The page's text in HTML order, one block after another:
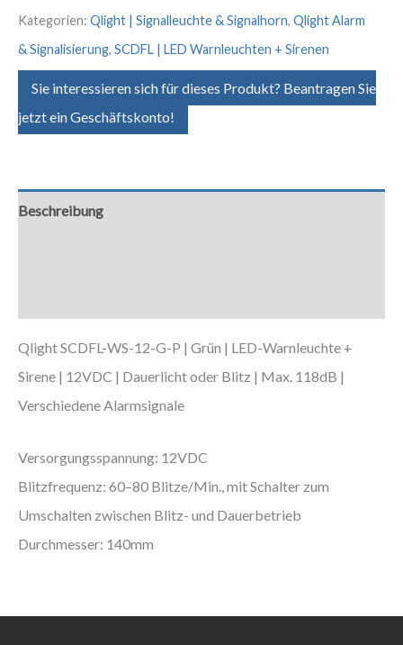
Kategorien: Qlight | Signalleuchte & Signalhorn, Qlight Alarm
& Signalisierung, SCDFL | LED Warnleuchten + Sirenen
Sie interessieren sich für dieses Produkt? Beantragen Sie
jetzt ein Geschäftskonto!
Beschreibung
Qlight SCDFL-WS-12-G-P | Grün | LED-Warnleuchte +
Sirene | 12VDC | Dauerlicht oder Blitz | Max. 118dB |
Verschiedene Alarmsignale
Versorgungsspannung: 12VDC
Blitzfrequenz: 60–80 Blitze/Min., mit Schalter zum
Umschalten zwischen Blitz- und Dauerbetrieb
Durchmesser: 140mm